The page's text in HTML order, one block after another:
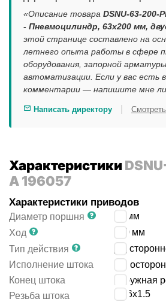
«Описание товара DSNU-63-200-
- Пневмоцилиндр, 63x200 мм,
этой странице составлено на
летнего опыта работы в сфере
оборудования, запорной
автоматизации. Если у вас есть
комментарии — напишите мне
Написать директору
Характеристики
A 196057
Характеристики приводов
Диаметр поршня
мм
Ход
200 мм
Тип действия
Исполнение штока
Конец штока
наружная
Резьба штока
M16x1.5